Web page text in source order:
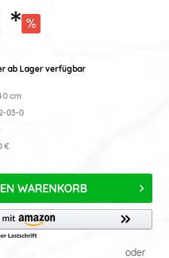
ab Lager verfügbar
cm
03-0
€
WARENKORB
oder